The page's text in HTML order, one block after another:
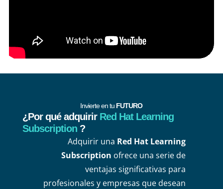
Invierte en tu FUTURO
¿Por qué adquirir Red Hat Learning
Subscription ?
Adquirir una Red Hat Learning
Subscription ofrece una serie de
ventajas significativas para
profesionales y empresas que desean